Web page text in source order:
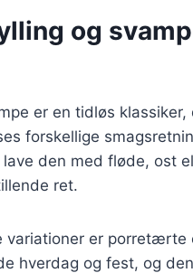
og
er en tidløs
forskellige
den med fløde, ost
ret.
variationer er
hverdag og fest, og